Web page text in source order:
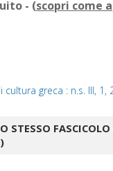
- (scopri come
greca : n.s. III, 1,
STESSO